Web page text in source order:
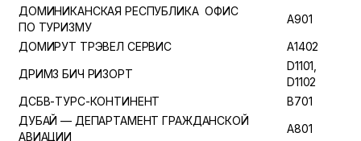
ДОМИНИКАНСКАЯ РЕСПУБЛИКА ­ ОФИС
ПО ТУРИЗМУ
A901
ДОМИРУТ ТРЭВЕЛ СЕРВИС
A1402
ДРИМЗ БИЧ РИЗОРТ
D1101,
D1102
ДСБВ-ТУРС-КОНТИНЕНТ
B701
ДУБАЙ — ДЕПАРТАМЕНТ ГРАЖДАНСКОЙ
АВИАЦИИ
A801